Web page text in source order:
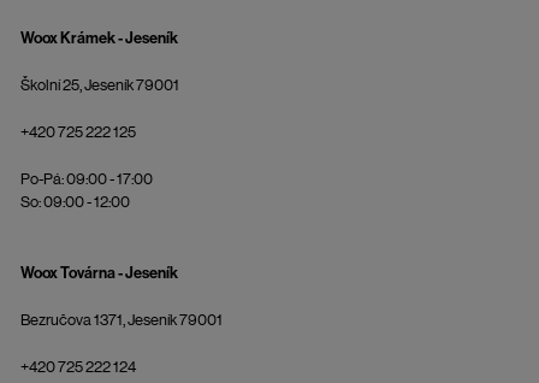
Woox Krámek - Jeseník
Školní 25, Jeseník 79001
+420 725 222 125
Po-Pá: 09:00 - 17:00
So: 09:00 - 12:00
Woox Továrna - Jeseník
Bezručova 1371, Jeseník 79001
+420 725 222 124